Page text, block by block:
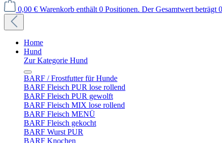
0,00 € Warenkorb enthält 0 Positionen. Der Gesamtwert beträgt
Home
Hund
Zur Kategorie Hund
BARF / Frostfutter für Hunde
BARF Fleisch PUR lose rollend
BARF Fleisch PUR gewolft
BARF Fleisch MIX lose rollend
BARF Fleisch MENÜ
BARF Fleisch gekocht
BARF Wurst PUR
BARF Knochen